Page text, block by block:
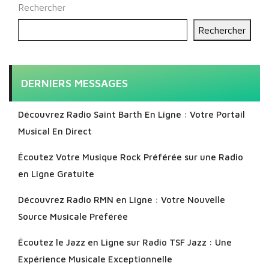
Rechercher
Rechercher
DERNIERS MESSAGES
Découvrez Radio Saint Barth En Ligne : Votre Portail
Musical En Direct
Écoutez Votre Musique Rock Préférée sur une Radio
en Ligne Gratuite
Découvrez Radio RMN en Ligne : Votre Nouvelle
Source Musicale Préférée
Écoutez le Jazz en Ligne sur Radio TSF Jazz : Une
Expérience Musicale Exceptionnelle